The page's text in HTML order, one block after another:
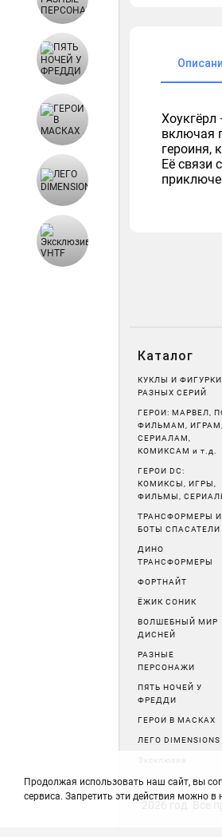
Хоукгёрл
включая
героиня,
Её связи
Каталог
КУКЛЫ И ФИГУРКИ
РАЗНЫХ СЕРИЙ
ГЕРОИ: МАРВЕЛ,
ФИЛЬМАМ, ИГРАМ,
СЕРИАЛАМ,
КОМИКСАМ и т.д.
ГЕРОИ DC:
КОМИКСЫ, ИГРЫ,
ФИЛЬМЫ,
ТРАНСФОРМЕРЫ И
БОТЫ СПАСАТЕЛИ
ДИНО
ТРАНСФОРМЕРЫ
ФОРТНАЙТ
ЁЖИК СОНИК
ВОЛШЕБНЫЙ МИР
ДИСНЕЙ
РАЗНЫЕ
ПЕРСОНАЖИ
ПЯТЬ НОЧЕЙ У
ФРЕДДИ
ГЕРОИ В МАСКАХ
ЛЕГО DIMENSIONS
2026 год. Все
Продолжая использовать наш сайт, вы
сервиса. Запретить эти действия можно в